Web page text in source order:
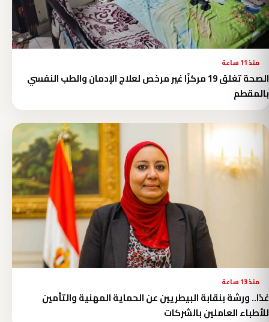
منذ 11 ساعة
الصحة تغلق 19 مركزًا غير مرخص لعلاج الإدمان والطب النفسي
بالمقطم
منذ 13 ساعة
غدًا.. ورشة بنقابة البيطريين عن الحماية المهنية والتأمين
للأطباء العاملين بالشركات